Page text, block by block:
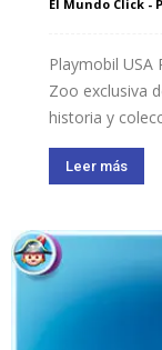
El Mundo Click -
Playmobil USA
Zoo exclusiva
historia y
Leer más